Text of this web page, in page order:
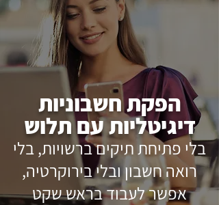
הפקת חשבוניות
דיגיטליות עם תלוש
בלי פתיחת תיקים ברשויות, בלי
רואה חשבון ובלי בירוקרטיה,
אפשר לעבוד בראש שקט